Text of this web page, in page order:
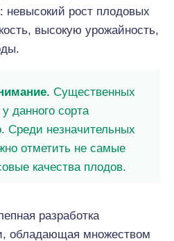
рост плодовых
высокую урожайность,
Существенных
данного сорта
Среди незначительных
отметить не самые
качества плодов.
разработка
обладающая множеством